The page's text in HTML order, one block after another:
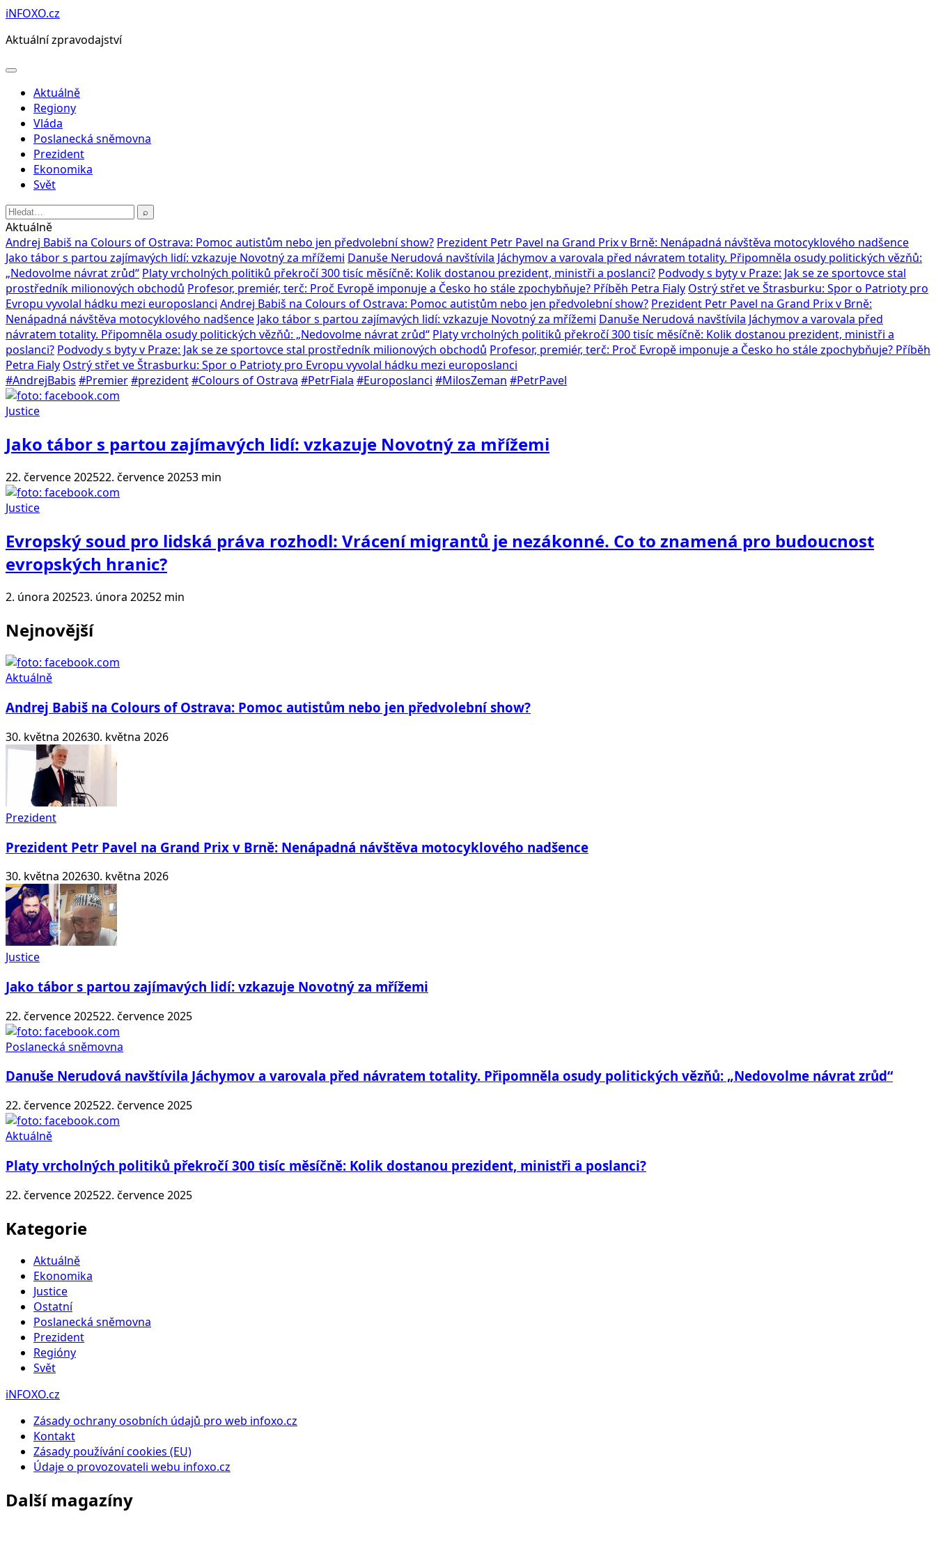
Přeskočit
obsah
iNFOXO.cz
Aktuální zpravodajství
Otevřít
Aktuálně
Regiony
Vláda
Poslanecká sněmovna
Prezident
Ekonomika
Svět
Hledat:
⌕
Aktuálně
Andrej Babiš na Colours of Ostrava: Pomoc autistům nebo jen předvolební show? Prezident Petr Pavel na Grand Prix v Brně: Nenápadná návštěva motocyklového nadšence
Jako tábor s partou zajímavých lidí: vzkazuje Novotný za mřížemi Danuše Nerudová navštívila Jáchymov a varovala před návratem totality. Připomněla osudy politických vězňů:
„Nedovolme návrat zrůd“ Platy vrcholných politiků překročí 300 tisíc měsíčně: Kolik dostanou prezident, ministři a poslanci? Podvody s byty v Praze: Jak se ze sportovce stal
prostředník milionových obchodů Profesor, premiér, terč: Proč Evropě imponuje a Česko ho stále zpochybňuje? Příběh Petra Fialy Ostrý střet ve Štrasburku: Spor o Patrioty pro
Evropu vyvolal hádku mezi europoslanci Andrej Babiš na Colours of Ostrava: Pomoc autistům nebo jen předvolební show? Prezident Petr Pavel na Grand Prix v Brně:
Nenápadná návštěva motocyklového nadšence Jako tábor s partou zajímavých lidí: vzkazuje Novotný za mřížemi Danuše Nerudová navštívila Jáchymov a varovala před
návratem totality. Připomněla osudy politických vězňů: „Nedovolme návrat zrůd“ Platy vrcholných politiků překročí 300 tisíc měsíčně: Kolik dostanou prezident, ministři a
poslanci? Podvody s byty v Praze: Jak se ze sportovce stal prostředník milionových obchodů Profesor, premiér, terč: Proč Evropě imponuje a Česko ho stále zpochybňuje? Příběh
Petra Fialy Ostrý střet ve Štrasburku: Spor o Patrioty pro Evropu vyvolal hádku mezi europoslanci
#AndrejBabis #Premier#prezident#Colours of Ostrava #PetrFiala #Europoslanci #MilosZeman #PetrPavel
Justice
Jako tábor s partou zajímavých lidí: vzkazuje Novotný za mřížemi
22. července 202522. července 20253 min
Justice
Evropský soud pro lidská práva rozhodl: Vrácení migrantů je nezákonné. Co to znamená pro budoucnost
evropských hranic?
2. února 202523. února 20252 min
Nejnovější
Aktuálně
Andrej Babiš na Colours of Ostrava: Pomoc autistům nebo jen předvolební show?
30. května 202630. května 2026
Prezident
Prezident Petr Pavel na Grand Prix v Brně: Nenápadná návštěva motocyklového nadšence
30. května 202630. května 2026
Justice
Jako tábor s partou zajímavých lidí: vzkazuje Novotný za mřížemi
22. července 202522. července 2025
Poslanecká sněmovna
Danuše Nerudová navštívila Jáchymov a varovala před návratem totality. Připomněla osudy politických vězňů: „Nedovolme návrat zrůd“
22. července 202522. července 2025
Aktuálně
Platy vrcholných politiků překročí 300 tisíc měsíčně: Kolik dostanou prezident, ministři a poslanci?
22. července 202522. července 2025
Kategorie
Aktuálně
Ekonomika
Justice
Ostatní
Poslanecká sněmovna
Prezident
Regióny
Svět
iNFOXO.cz
Zásady ochrany osobních údajů pro web infoxo.cz
Kontakt
Zásady používání cookies (EU)
Údaje o provozovateli webu infoxo.cz
Další magazíny